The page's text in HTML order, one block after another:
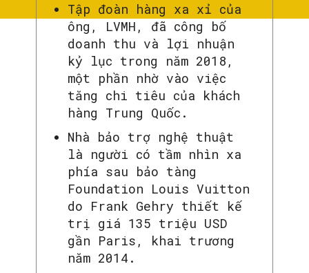
Tập đoàn hàng xa xỉ của
ông, LVMH, đã công bố
doanh thu và lợi nhuận
kỷ lục trong năm 2018,
một phần nhờ vào việc
tăng chi tiêu của khách
hàng Trung Quốc.
Nhà bảo trợ nghệ thuật
là người có tầm nhìn xa
phía sau bảo tàng
Foundation Louis Vuitton
do Frank Gehry thiết kế
trị giá 135 triệu USD
gần Paris, khai trương
năm 2014.